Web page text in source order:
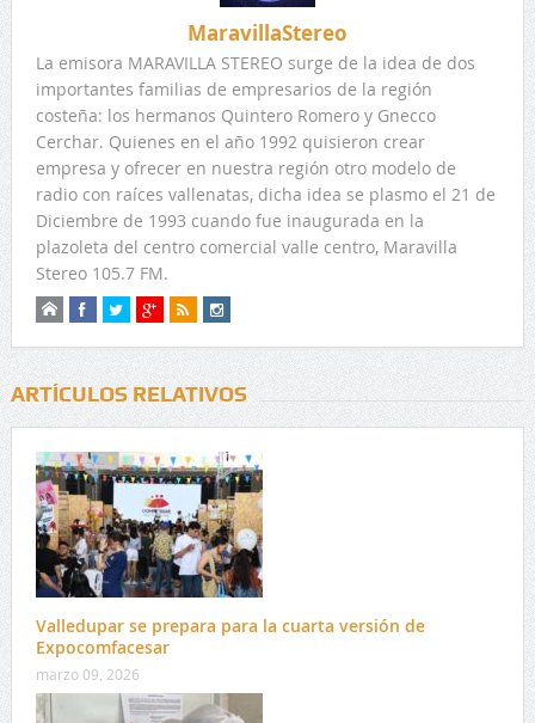
MaravillaStereo
La emisora MARAVILLA STEREO surge de la idea de dos
importantes familias de empresarios de la región
costeña: los hermanos Quintero Romero y Gnecco
Cerchar. Quienes en el año 1992 quisieron crear
empresa y ofrecer en nuestra región otro modelo de
radio con raíces vallenatas, dicha idea se plasmo el 21 de
Diciembre de 1993 cuando fue inaugurada en la
plazoleta del centro comercial valle centro, Maravilla
Stereo 105.7 FM.
ARTÍCULOS RELATIVOS
Valledupar se prepara para la cuarta versión de
Expocomfacesar
marzo 09, 2026